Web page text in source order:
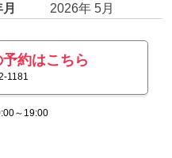
2026年 5月
約はこちら
1181
～19:00